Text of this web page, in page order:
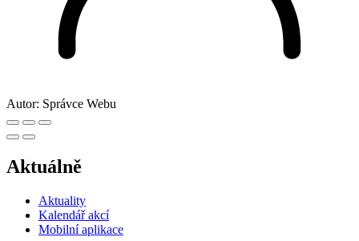
Autor: Správce Webu
Aktuálně
Aktuality
Kalendář akcí
Mobilní aplikace